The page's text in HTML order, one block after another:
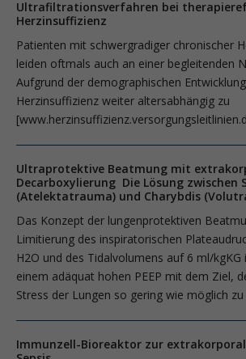
Ultrafiltrationsverfahren bei
Herzinsuffizienz
Patienten mit schwergradiger chronischer
leiden oftmals auch an einer begleitenden
Aufgrund der demographischen
Herzinsuffizienz weiter altersabhängig zu
Ultraprotektive Beatmung mit
Decarboxylierung Die Lösung zwischen
(Atelektatrauma) und Charybdis
Das Konzept der lungenprotektiven
Limitierung des inspiratorischen
H2O und des Tidalvolumens auf 6 ml/
einem adäquat hohen PEEP mit dem Ziel,
Stress der Lungen so gering wie möglich zu
Immunzell-Bioreaktor zur